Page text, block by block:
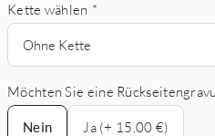
Kette wählen *
Ohne Kette
Möchten Sie eine
Nein
Nein
Ja (+ 15,00 €)